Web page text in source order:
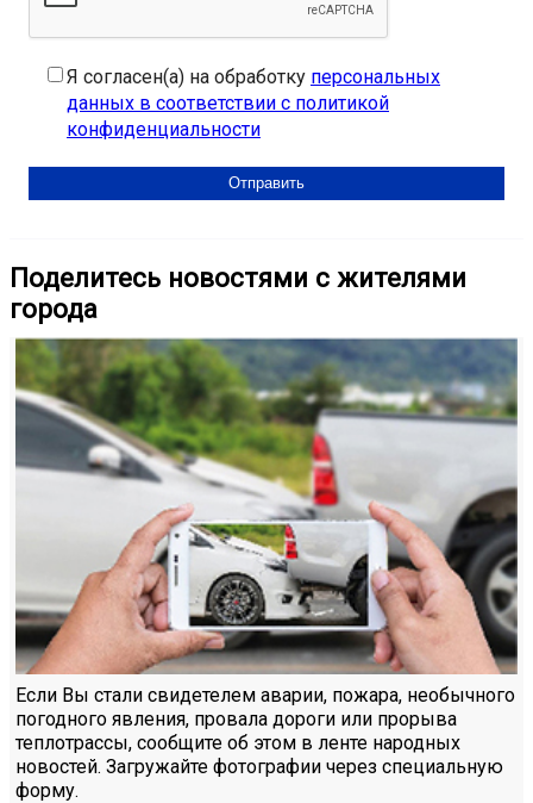
Я согласен(а) на обработку персональных
данных в соответствии с политикой
конфиденциальности
Поделитесь новостями с жителями
города
Если Вы стали свидетелем аварии, пожара, необычного
погодного явления, провала дороги или прорыва
теплотрассы, сообщите об этом в ленте народных
новостей. Загружайте фотографии через специальную
форму.